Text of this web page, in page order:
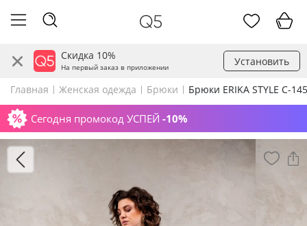
Скидка 10%
На первый заказ в приложении Установить
Главная Женская одежда Брюки Брюки ERIKA STYLE С-
Сегодня промокод УСПЕЙ -10%